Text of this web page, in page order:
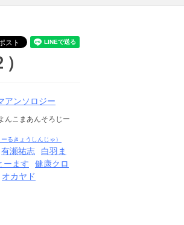
アンソロジー
んこまあんそろじー
ーるきょうしんじゃ）
有瀬祐志
白羽ま
ーます
健康クロ
オカヤド